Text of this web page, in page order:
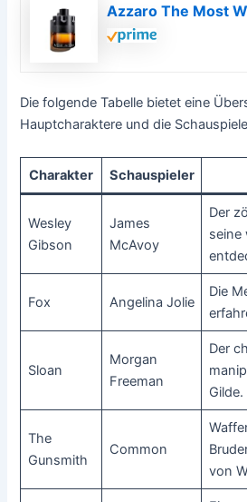
Die folgende Tabelle bietet eine
Hauptcharaktere und die
Charakter Schauspieler
Wesley
Gibson
James
McAvoy
Der
seine
Fox Angelina Jolie
Die
Sloan
Morgan
Freeman
Der
Gilde.
The
Gunsmith
Common
von